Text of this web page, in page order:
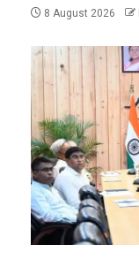
8 August 2026